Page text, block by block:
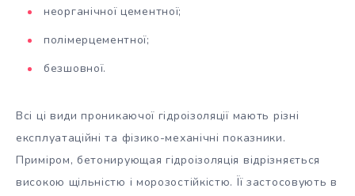
неорганічної цементної;
полімерцементної;
безшовної.
Всі ці види проникаючої гідроізоляції мають різні
експлуатаційні та фізико-механічні показники.
Приміром, бетонирующая гідроізоляція відрізняється
високою щільністю і морозостійкістю. Її застосовують в